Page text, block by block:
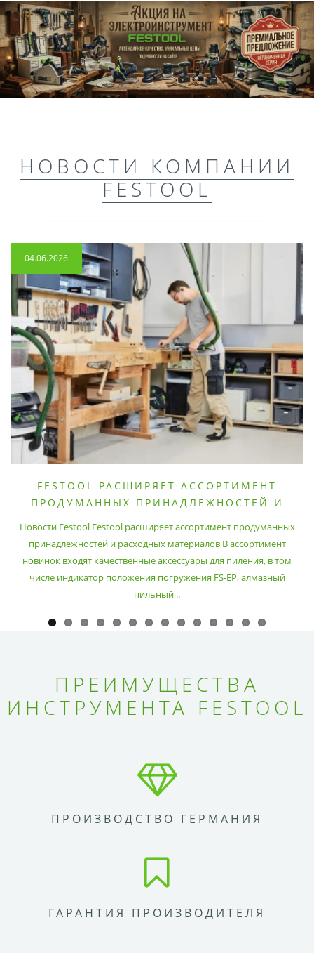
НОВОСТИ КОМПАНИИ
FESTOOL
04.06.2026
FESTOOL РАСШИРЯЕТ АССОРТИМЕНТ
ПРОДУМАННЫХ ПРИНАДЛЕЖНОСТЕЙ И
Новости Festool Festool расширяет ассортимент продуманных
принадлежностей и расходных материалов В ассортимент
новинок входят качественные аксессуары для пиления, в том
числе индикатор положения погружения FS-EP, алмазный
пильный ..
ПРЕИМУЩЕСТВА
ИНСТРУМЕНТА FESTOOL
ПРОИЗВОДСТВО ГЕРМАНИЯ
ГАРАНТИЯ ПРОИЗВОДИТЕЛЯ